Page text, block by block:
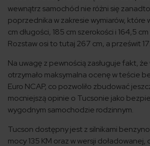
wewnątrz samochód nie różni się
poprzednika w zakresie wymiarów, które
cm długości, 185 cm szerokości i 164,5
Rozstaw osi to tutaj 267 cm, a prześwit
Na uwagę z pewnością zasługuje fakt,
otrzymało maksymalna ocenę w teście
Euro NCAP, co pozwoliło zbudować
mocniejszą opinie o Tucsonie jako
wygodnym samochodzie rodzinnym.
Tucson dostępny jest z silnikami
mocy 135 KM oraz w wersji doładowanej,